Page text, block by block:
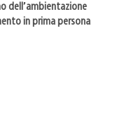
dell’ambientazione
in prima persona